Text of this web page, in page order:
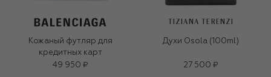
Кожаный футляр для
кредитных карт
49 950 ₽
TIZIANA TERENZI
Духи Osola (100ml)
27 500 ₽